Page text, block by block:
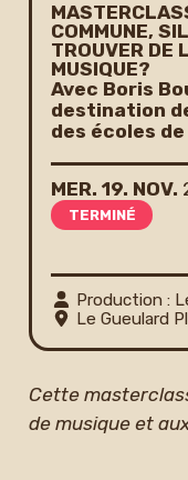
COMMUNE,
TROUVER DE
MUSIQUE?
Avec Boris
destination
des écoles
MER. 19. NOV.
TERMINÉ
Production :
Le Gueulard
Cette
de musique et